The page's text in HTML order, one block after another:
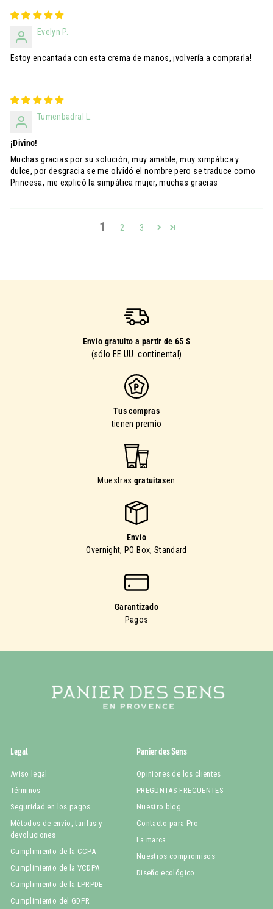
Evelyn P.
Estoy encantada con esta crema de manos, ¡volvería a comprarla!
Tumenbadral L.
¡Divino!
Muchas gracias por su solución, muy amable, muy simpática y
dulce, por desgracia se me olvidó el nombre pero se traduce como
Princesa, me explicó la simpática mujer, muchas gracias
1 2 3
Envío gratuito a partir de 65 $
(sólo EE.UU. continental)
Tus compras
tienen premio
Muestras gratuitasen
Envío
Overnight, PO Box, Standard
Garantizado
Pagos
Legal
Aviso legal
Términos
Seguridad en los pagos
Métodos de envío, tarifas y
devoluciones
Cumplimiento de la CCPA
Cumplimiento de la VCDPA
Cumplimiento de la LPRPDE
Cumplimiento del GDPR
Panier des Sens
Opiniones de los clientes
PREGUNTAS FRECUENTES
Nuestro blog
Contacto para Pro
La marca
Nuestros compromisos
Diseño ecológico